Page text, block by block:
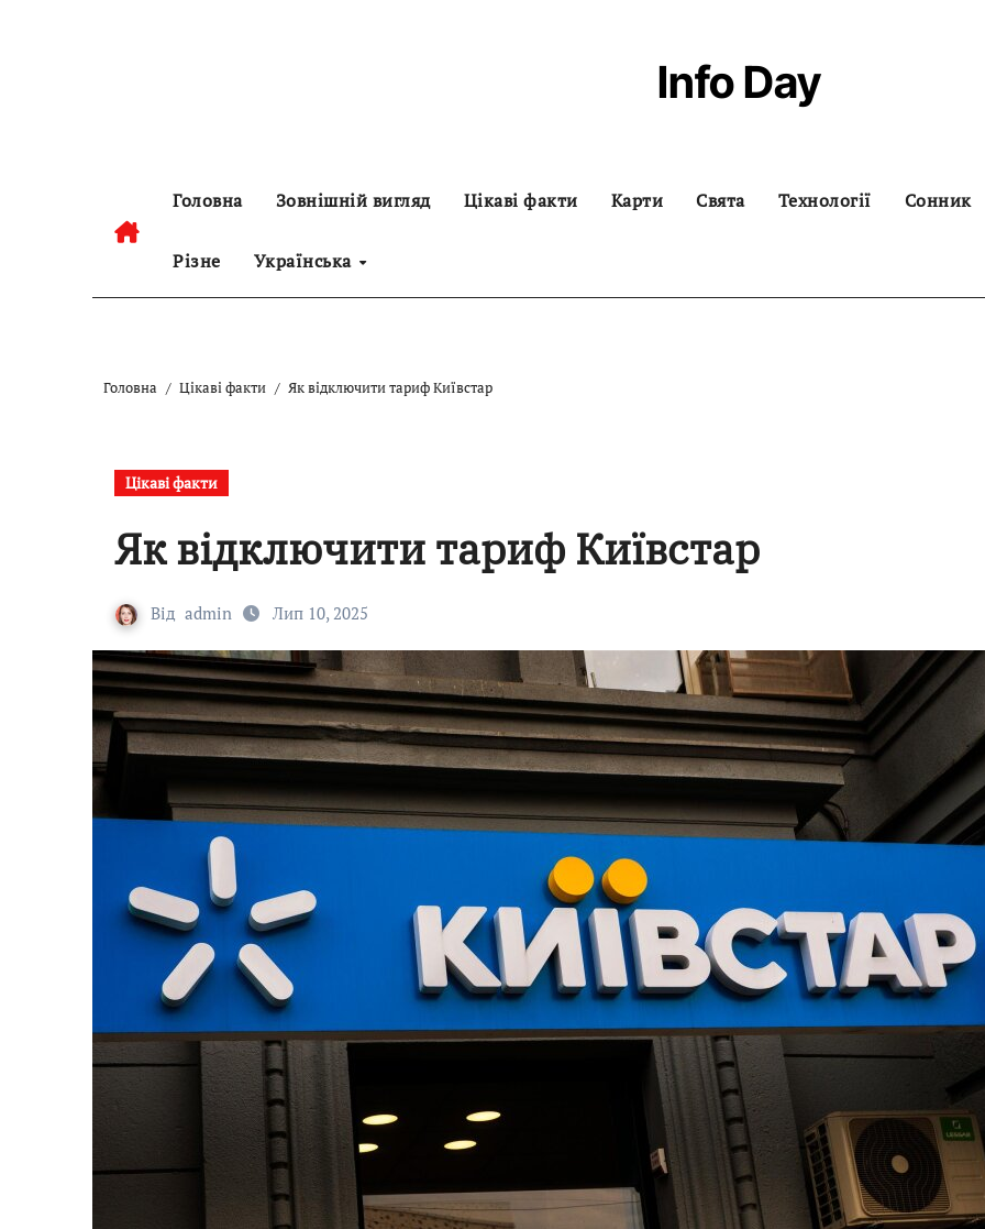
Info Day
Головна Зовнішній вигляд Цікаві факти Карти Свята Технології Сонник
Різне Українська
Головна Цікаві факти Як відключити тариф Київстар
Цікаві факти
Як відключити тариф Київстар
Від admin Лип 10, 2025